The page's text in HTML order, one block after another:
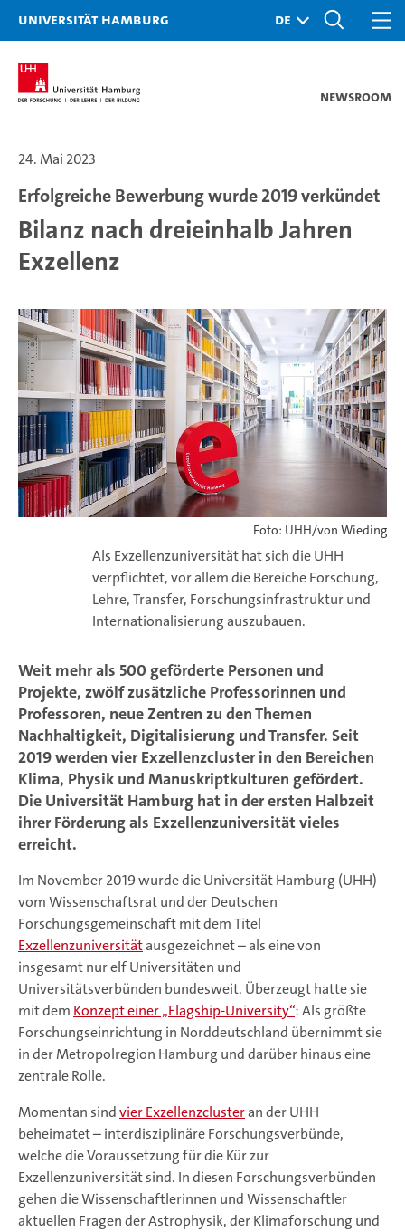
Universität Hamburg
Newsroom
24. Mai 2023
Erfolgreiche Bewerbung wurde 2019 verkündet
Bilanz nach dreieinhalb Jahren
Exzellenz
Foto: UHH/von Wieding
Als Exzellenzuniversität hat sich die UHH
verpflichtet, vor allem die Bereiche Forschung,
Lehre, Transfer, Forschungsinfrastruktur und
Internationalisierung auszubauen.
Weit mehr als 500 geförderte Personen und
Projekte, zwölf zusätzliche Professorinnen und
Professoren, neue Zentren zu den Themen
Nachhaltigkeit, Digitalisierung und Transfer. Seit
2019 werden vier Exzellenzcluster in den Bereichen
Klima, Physik und Manuskriptkulturen gefördert.
Die Universität Hamburg hat in der ersten Halbzeit
ihrer Förderung als Exzellenzuniversität vieles
erreicht.
Im November 2019 wurde die Universität Hamburg (UHH)
vom Wissenschaftsrat und der Deutschen
Forschungsgemeinschaft mit dem Titel
Exzellenzuniversitätausgezeichnet – als eine von
insgesamt nur elf Universitäten und
Universitätsverbünden bundesweit. Überzeugt hatte sie
mit dem Konzept einer „Flagship-University“: Als größte
Forschungseinrichtung in Norddeutschland übernimmt sie
in der Metropolregion Hamburg und darüber hinaus eine
zentrale Rolle.
Momentan sindvier Exzellenzclusteran der UHH
beheimatet – interdisziplinäre Forschungsverbünde,
welche die Voraussetzung für die Kür zur
Exzellenzuniversität sind. In diesen Forschungsverbünden
gehen die Wissenschaftlerinnen und Wissenschaftler
aktuellen Fragen der Astrophysik, der Klimaforschung und